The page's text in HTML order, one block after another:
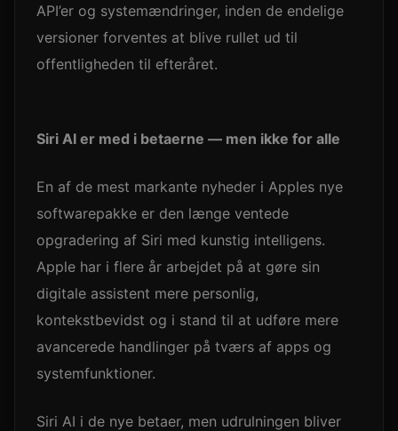
API’er og systemændringer, inden de endelige
versioner forventes at blive rullet ud til
offentligheden til efteråret.
Siri AI er med i betaerne — men ikke for alle
En af de mest markante nyheder i Apples nye
softwarepakke er den længe ventede
opgradering af Siri med kunstig intelligens.
Apple har i flere år arbejdet på at gøre sin
digitale assistent mere personlig,
kontekstbevidst og i stand til at udføre mere
avancerede handlinger på tværs af apps og
systemfunktioner.
Siri AI i de nye betaer, men udrulningen bliver